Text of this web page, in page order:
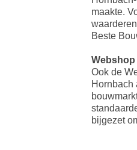
maakte.
Beste
Ook de
Hornbach
bijgezet